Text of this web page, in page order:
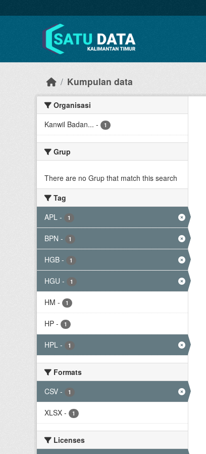
Kumpulan data
Organisasi
Kanwil Badan... - 1
Grup
There are no Grup that match this search
Tag
APL - 1
BPN - 1
HGB - 1
HGU - 1
HM - 1
HP - 1
HPL - 1
Formats
CSV - 1
XLSX - 1
Licenses